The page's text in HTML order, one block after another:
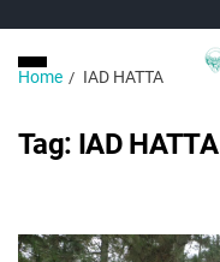
Home IAD HATTA
Tag: IAD HATTA